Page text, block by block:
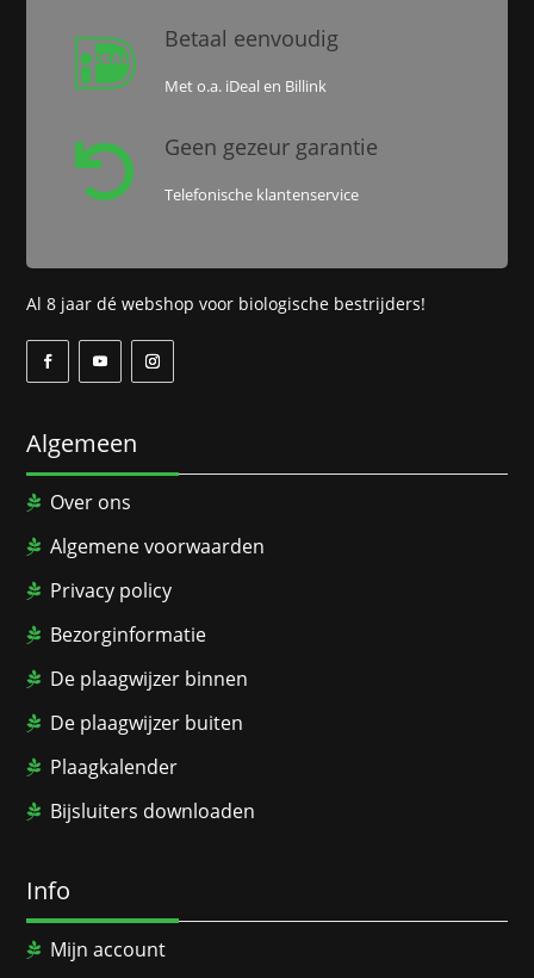
 Betaal eenvoudig
Met o.a. iDeal en Billink
 Geen gezeur garantie
Telefonische klantenservice
Al 8 jaar dé webshop voor biologische bestrijders!
Algemeen
Over ons
Algemene voorwaarden
Privacy policy
Bezorginformatie
De plaagwijzer binnen
De plaagwijzer buiten
Plaagkalender
Bijsluiters downloaden
Info
Mijn account